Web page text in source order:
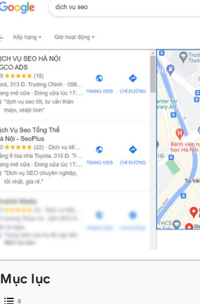
Mục lục